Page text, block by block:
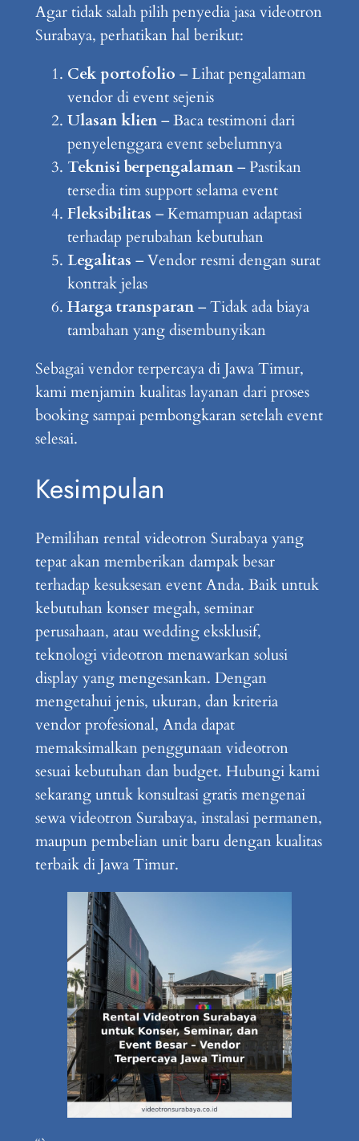
Agar tidak salah pilih penyedia jasa videotron
Surabaya, perhatikan hal berikut:
Cek portofolio – Lihat pengalaman
vendor di event sejenis
Ulasan klien– Baca testimoni dari
penyelenggara event sebelumnya
Teknisi berpengalaman– Pastikan
tersedia tim support selama event
Fleksibilitas – Kemampuan adaptasi
terhadap perubahan kebutuhan
Legalitas – Vendor resmi dengan surat
kontrak jelas
Harga transparan– Tidak ada biaya
tambahan yang disembunyikan
Sebagai vendor terpercaya di Jawa Timur,
kami menjamin kualitas layanan dari proses
booking sampai pembongkaran setelah event
selesai.
Kesimpulan
Pemilihan rental videotron Surabaya yang
tepat akan memberikan dampak besar
terhadap kesuksesan event Anda. Baik untuk
kebutuhan konser megah, seminar
perusahaan, atau wedding eksklusif,
teknologi videotron menawarkan solusi
display yang mengesankan. Dengan
mengetahui jenis, ukuran, dan kriteria
vendor profesional, Anda dapat
memaksimalkan penggunaan videotron
sesuai kebutuhan dan budget. Hubungi kami
sekarang untuk konsultasi gratis mengenai
sewa videotron Surabaya, instalasi permanen,
maupun pembelian unit baru dengan kualitas
terbaik di Jawa Timur.